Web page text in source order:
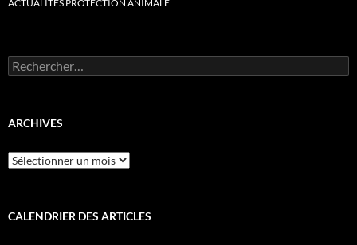
ACTUALITÉS PROTECTION ANIMALE
Rechercher :
ARCHIVES
Archives
CALENDRIER DES ARTICLES